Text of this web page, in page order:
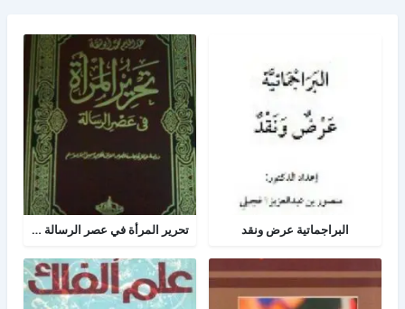
البراجماتية عرض ونقد تحرير المرأة في عصر الرسالة جــ 2